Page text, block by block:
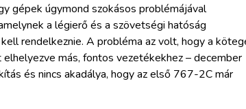
gépek úgymond szokásos problémájával
a légierő és a szövetségi hatóság
rendelkeznie. A probléma az volt, hogy a
más, fontos vezetékekhez – december
és nincs akadálya, hogy az első 767-2C már